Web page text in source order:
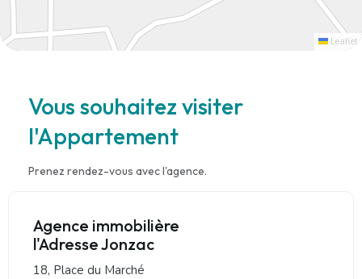
Leaflet
Vous souhaitez visiter
l'Appartement
Prenez rendez-vous avec l'agence.
Agence immobilière
l'Adresse Jonzac
18, Place du Marché